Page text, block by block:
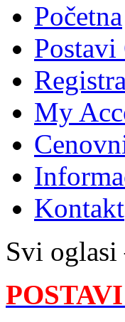
Početna
Postavi
My
Kontakt
Svi oglasi